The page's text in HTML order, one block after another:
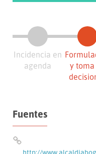
Incidencia en
agenda
y toma
Fuentes
http://